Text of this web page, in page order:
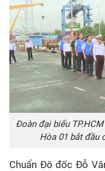
Đoàn đại biểu
Hòa 01 bắt đầu
Chuẩn Đô đốc Đỗ